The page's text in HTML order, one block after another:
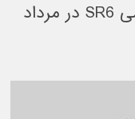
شرایط فروش اقساطی کی ام سی SR6 در مرداد